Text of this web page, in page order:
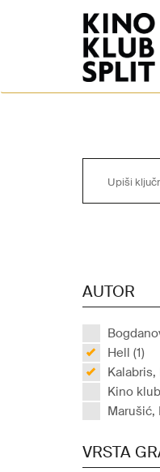
AUTOR
Hell (1)
Kalabris,
Kino
Marušić,
VRSTA